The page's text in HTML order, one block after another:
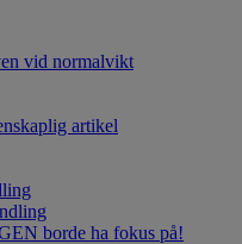
vid normalvikt
artikel
borde ha fokus på!